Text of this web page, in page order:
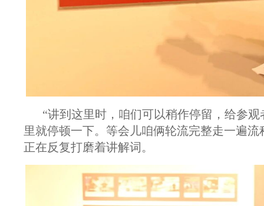
“讲到这里时，咱们可以稍作停留，给参
里就停顿一下。等会儿咱俩轮流完整走一遍
正在反复打磨着讲解词。